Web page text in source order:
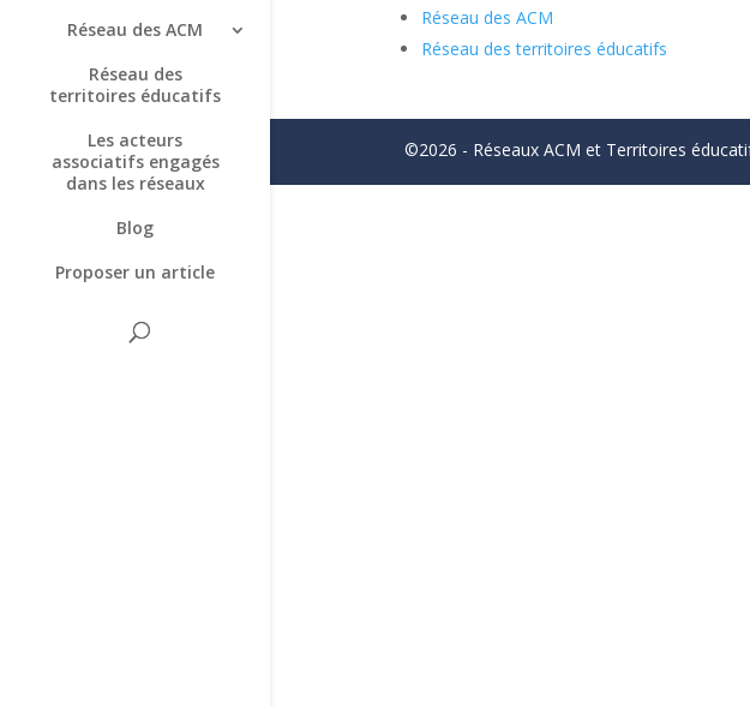
Réseau des ACM
Réseau des
territoires éducatifs
Les acteurs
associatifs engagés
dans les réseaux
Blog
Proposer un article
Réseau des ACM
Réseau des territoires éducatifs
©2026 - Réseaux ACM et Territoires